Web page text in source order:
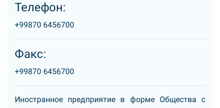
Телефон:
+99870 6456700
Факс:
+99870 6456700
Иностранное предприятие в форме Общества с